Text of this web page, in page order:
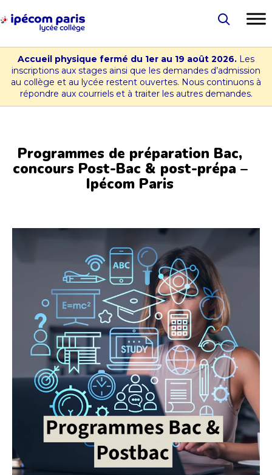
au
Collège
Ipécom
Paris
Accueil physique fermé du 1er au 19 août 2026. Les
inscriptions aux stages ainsi que les demandes d’admission
au collège et au lycée restent ouvertes. Nous continuons à
répondre aux courriels et à traiter les autres demandes.
Programmes de préparation Bac,
concours Post-Bac & post-prépa –
Ipécom Paris